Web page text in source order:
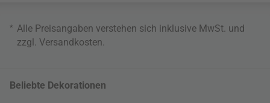
* Alle Preisangaben verstehen sich inklusive MwSt. und
zzgl. Versandkosten
Beliebte Dekorationen